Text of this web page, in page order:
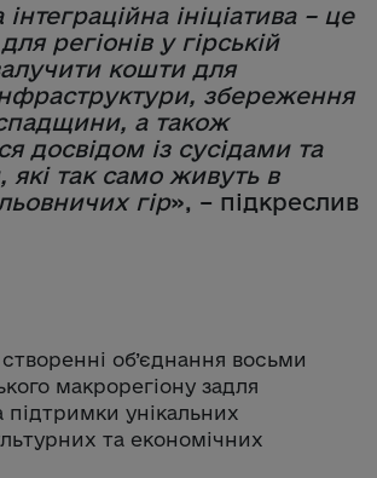
ініціатива – це
регіонів у гірській
кошти для
збереження
а також
досвідом із сусідами та
які так само живуть в
гір», – підкреслив
об’єднання восьми
макрорегіону задля
унікальних
та економічних